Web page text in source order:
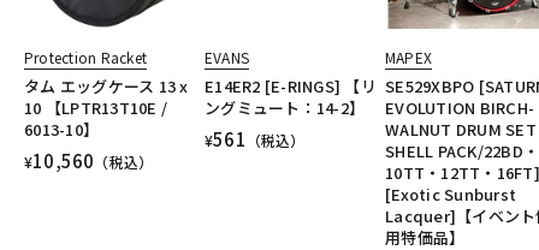
Protection Racket
タム エッグケース 13 x
10 【LPTR13T10E /
6013-10】
¥10,560 （税込）
EVANS
E14ER2 [E-RINGS] 【リ
ングミュート：14-2】
¥561 （税込）
MAPEX
SE529XBPO
EVOLUTION BIRCH-
WALNUT DRUM SET
SHELL PACK/22BD・
10TT・12TT・16FT]
[Exotic Sunburst
Lacquer]【イベント
用特価品】